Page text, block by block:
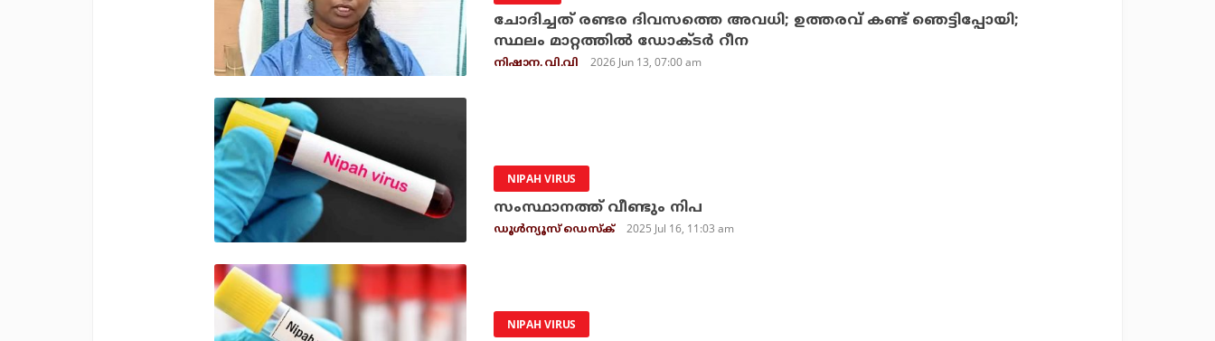
ചോദിച്ചത് രണ്ടര ദിവസത്തെ അവധി; ഉത്തരവ് കണ്ട് ഞെട്ടിപ്പോയി;
സ്ഥലം മാറ്റത്തില്‍ ഡോക്ടര്‍ റീന
നിഷാന. വി.വി 2026 Jun 13, 07:00 am
NIPAH VIRUS
സംസ്ഥാനത്ത് വീണ്ടും നിപ
ഡൂള്‍ന്യൂസ് ഡെസ്‌ക് 2025 Jul 16, 11:03 am
NIPAH VIRUS